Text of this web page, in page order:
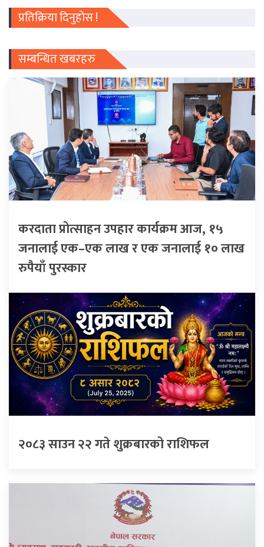
प्रतिक्रिया दिनुहोस !
सम्बन्धित खबरहरु
करदाता प्रोत्साहन उपहार कार्यक्रम आज, १५
जनालाई एक–एक लाख र एक जनालाई १० लाख
रुपैयाँ पुरस्कार
२०८३ साउन २२ गते शुक्रबारको राशिफल